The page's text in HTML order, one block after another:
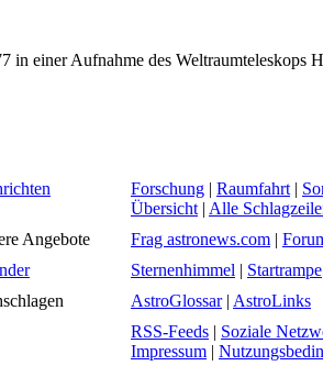
in einer Aufnahme des Weltraumteleskops
Forschung | Raumfahrt |
Übersicht | Alle
Angebote
Frag astronews.com |
Sternenhimmel | Startrampe
AstroGlossar| AstroLinks
RSS-Feeds | Soziale
Impressum |